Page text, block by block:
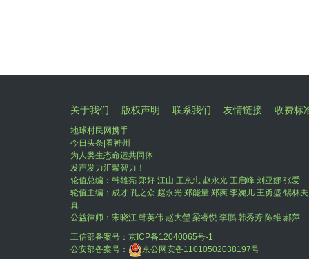
关于我们 版权声明 联系我们 友情链接 收费标
地球村民网携手
今日头条|看神州
为人类生态命运共同体
发声发力汇聚智力！
轮值总编：韩雄亮 郑好 江山 王京忠 赵永光 王启峰 刘亚娜 张爱
轮值主编：成才 孔之众 赵永光 郑能量 郑爽 李婉儿 王勇盛 锡林
真
公益律师：宋晓江 韩英伟 赵大瑩 梁睿悦 李鹏 韩秀芳 陈维 郝萍
工信部备案号： 京ICP备12040065号-1
公安部备案号：
京公网安备11010502038197号